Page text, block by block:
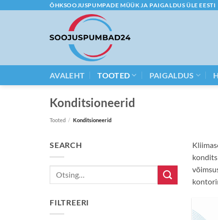
ÕHKSOOJUSPUMPADE MÜÜK JA PAIGALDUS ÜLE EESTI
AVALEHT TOOTED PAIGALDUS
Konditsioneerid
Tooted / Konditsioneerid
SEARCH
Otsi:
FILTREERI